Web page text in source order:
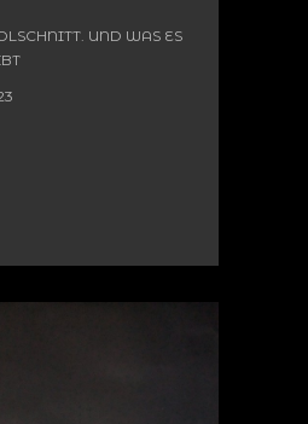
UND WAS ES